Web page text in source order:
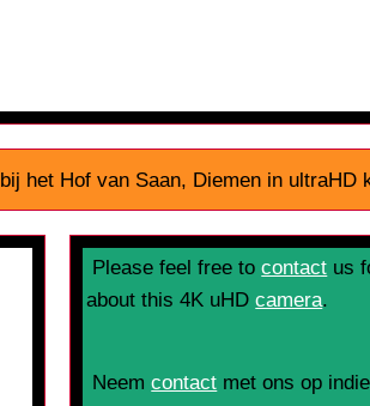
bij het Hof van Saan, Diemen in ultraHD
Please feel free tocontact us
about this 4K uHDcamera.
Neemcontact met ons op